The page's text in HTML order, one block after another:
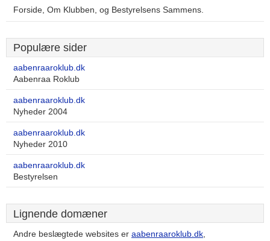
Forside, Om Klubben, og Bestyrelsens Sammens.
Populære sider
aabenraaroklub.dk
Aabenraa Roklub
aabenraaroklub.dk
Nyheder 2004
aabenraaroklub.dk
Nyheder 2010
aabenraaroklub.dk
Bestyrelsen
Lignende domæner
Andre beslægtede websites er aabenraaroklub.dk,